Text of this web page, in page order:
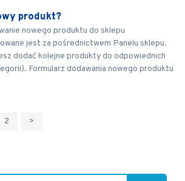
produkt?
nowego produktu do sklepu
jest za pośrednictwem Panelu sklepu.
dodać kolejne produkty do odpowiednich
Formularz dodawania nowego produktu
2 >